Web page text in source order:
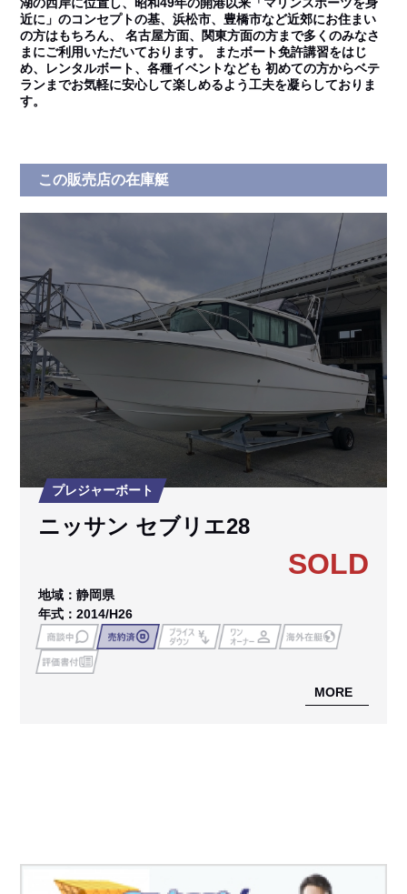
近に」のコンセプトの基、浜松市、豊橋市など近郊にお住まい
の方はもちろん、 名古屋方面、関東方面の方まで多くのみなさ
まにご利用いただいております。 またボート免許講習をはじ
め、レンタルボート、各種イベントなども 初めての方からベテ
ランまでお気軽に安心して楽しめるよう工夫を凝らしておりま
す。
この販売店の在庫艇
プレジャーボート
ニッサン セブリエ28
SOLD
地域：静岡県
年式：2014/H26
MORE